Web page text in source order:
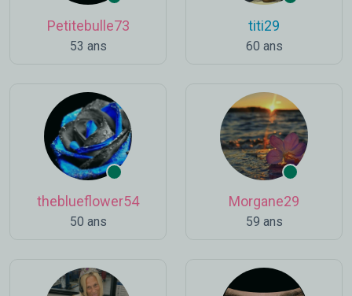
Petitebulle73
53 ans
titi29
60 ans
theblueflower54
50 ans
Morgane29
59 ans